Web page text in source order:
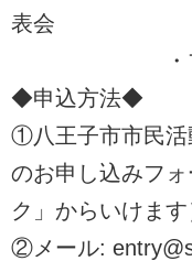
表会
・プロボ
◆申込方法◆
①八王子市市民活
のお申し込みフ
ク」からいけます
②メール: